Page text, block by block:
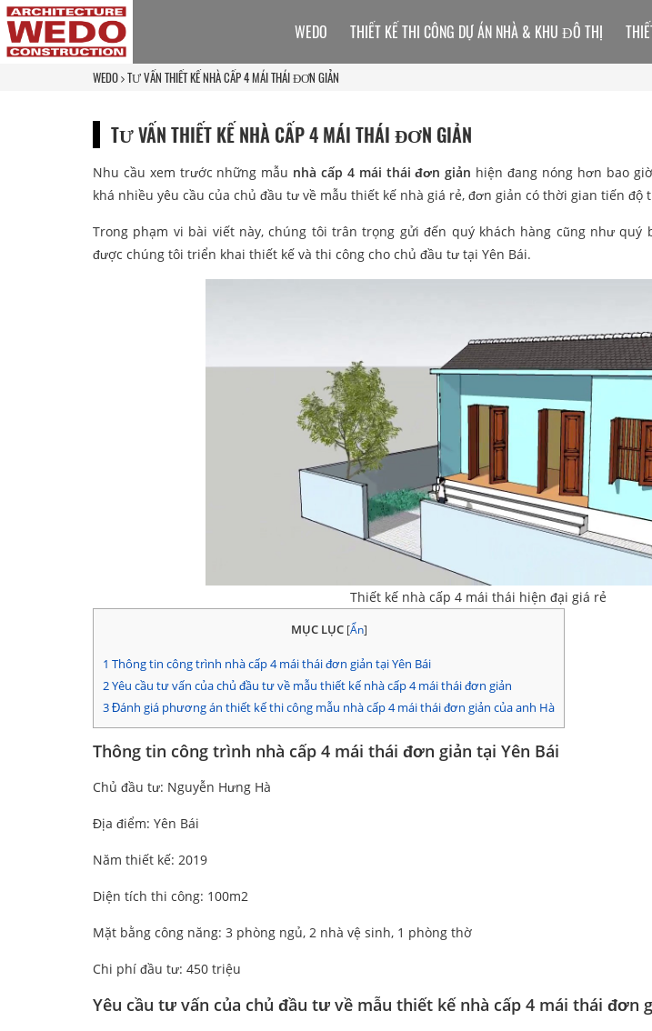
WEDO TƯ VẤN THIẾT KẾ NHÀ CẤP 4 MÁI THÁI ĐƠN GIẢN
TƯ VẤN THIẾT KẾ NHÀ CẤP 4 MÁI THÁI ĐƠN GIẢN
Nhu cầu xem trước những mẫu nhà cấp 4 mái thái đơn giản hiện đang nóng hơn bao
khá nhiều yêu cầu của chủ đầu tư về mẫu thiết kế nhà giá rẻ, đơn giản có thời gian tiến độ
Trong phạm vi bài viết này, chúng tôi trân trọng gửi đến quý khách hàng cũng như quý
được chúng tôi triển khai thiết kế và thi công cho chủ đầu tư tại Yên Bái.
Thiết kế nhà cấp 4 mái thái hiện đại giá rẻ
MỤC LỤC [Ẩn]
1 Thông tin công trình nhà cấp 4 mái thái đơn giản tại Yên Bái
2Yêu cầu tư vấn của chủ đầu tư về mẫu thiết kế nhà cấp 4 mái thái đơn giản
3Đánh giá phương án thiết kế thi công mẫu nhà cấp 4 mái thái đơn giản của anh Hà
Thông tin công trình nhà cấp 4 mái thái đơn giản tại Yên Bái
Chủ đầu tư: Nguyễn Hưng Hà
Địa điểm: Yên Bái
Năm thiết kế: 2019
Diện tích thi công: 100m2
Mặt bằng công năng: 3 phòng ngủ, 2 nhà vệ sinh, 1 phòng thờ
Chi phí đầu tư: 450 triệu
Yêu cầu tư vấn của chủ đầu tư về mẫu thiết kế nhà cấp 4 mái thái đơn
WEDO THIẾT KẾ THI CÔNG DỰ ÁN NHÀ & KHU ĐÔ THỊ